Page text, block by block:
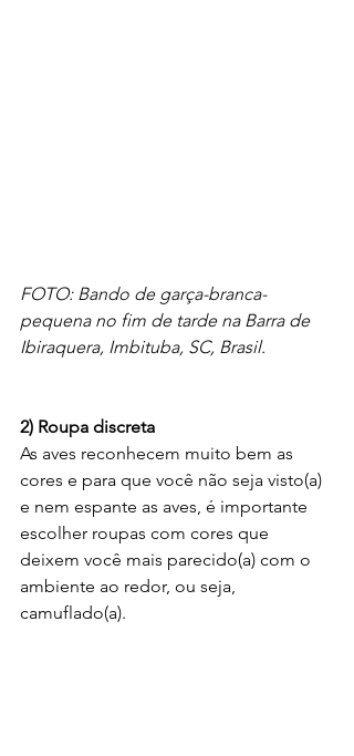
FOTO: Bando de garça-branca-
pequena no fim de tarde na Barra de
Ibiraquera, Imbituba, SC, Brasil.
2) Roupa discreta
As aves reconhecem muito bem as
cores e para que você não seja visto(a)
e nem espante as aves, é importante
escolher roupas com cores que
deixem você mais parecido(a) com o
ambiente ao redor, ou seja,
camuflado(a).